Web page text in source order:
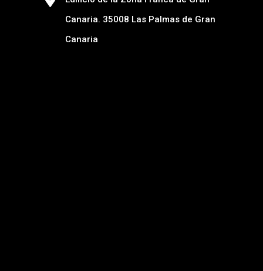
Canaria. 35008 Las Palmas de Gran
Canaria